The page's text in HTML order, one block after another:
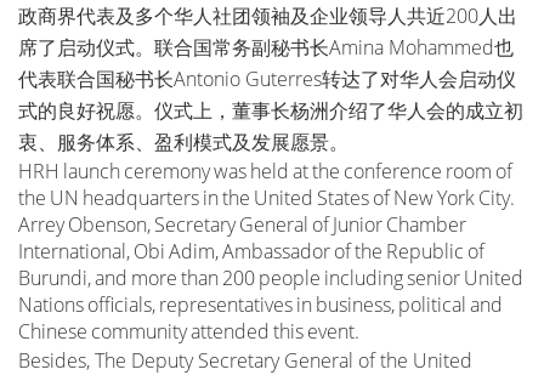
政商界代表及多个华人社团领袖及企业领导人共近200人出
席了启动仪式。联合国常务副秘书长Amina Mohammed也
代表联合国秘书长Antonio Guterres转达了对华人会启动仪
式的良好祝愿。仪式上，董事长杨洲介绍了华人会的成立初
衷、服务体系、盈利模式及发展愿景。
HRH launch ceremony was held at the conference room of
the UN headquarters in the United States of New York City.
Arrey Obenson, Secretary General of Junior Chamber
International, Obi Adim, Ambassador of the Republic of
Burundi, and more than 200 people including senior United
Nations officials, representatives in business, political and
Chinese community attended this event.
Besides, The Deputy Secretary General of the United